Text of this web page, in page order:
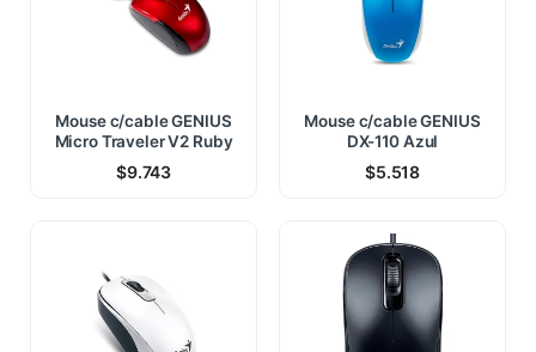
Mouse c/cable GENIUS
Micro Traveler V2 Ruby
$9.743
Mouse c/cable GENIUS
DX-110 Azul
$5.518